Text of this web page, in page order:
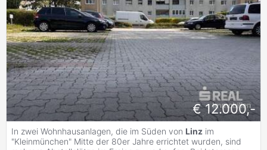
€ 12.000,-
In zwei Wohnhausanlagen, die im Süden von Linz im
"Kleinmünchen" Mitte der 80er Jahre errichtet wurden, sind